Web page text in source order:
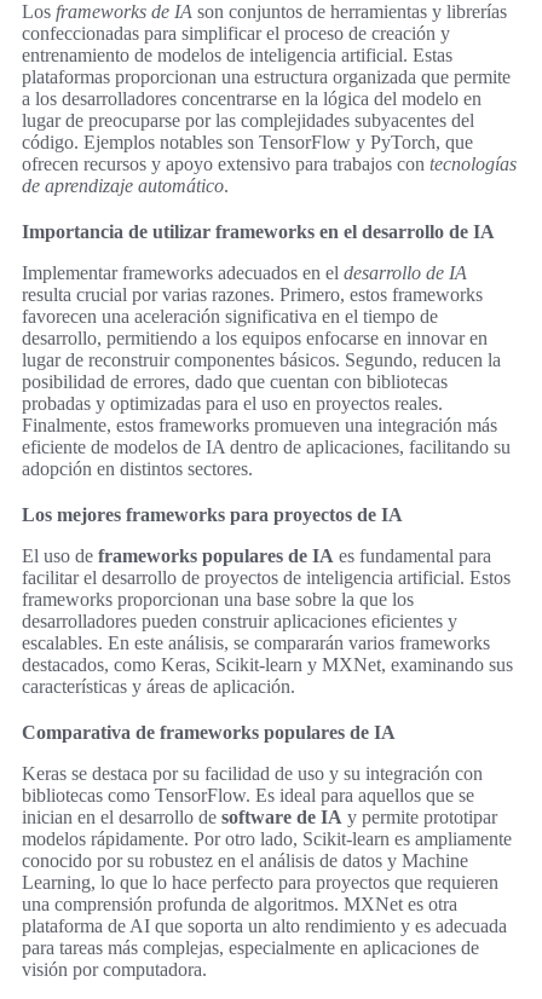
Los frameworks de IA son conjuntos de herramientas y librerías
confeccionadas para simplificar el proceso de creación y
entrenamiento de modelos de inteligencia artificial. Estas
plataformas proporcionan una estructura organizada que permite
a los desarrolladores concentrarse en la lógica del modelo en
lugar de preocuparse por las complejidades subyacentes del
código. Ejemplos notables son TensorFlow y PyTorch, que
ofrecen recursos y apoyo extensivo para trabajos con tecnologías
de aprendizaje automático.
Importancia de utilizar frameworks en el desarrollo de IA
Implementar frameworks adecuados en el desarrollo de IA
resulta crucial por varias razones. Primero, estos frameworks
favorecen una aceleración significativa en el tiempo de
desarrollo, permitiendo a los equipos enfocarse en innovar en
lugar de reconstruir componentes básicos. Segundo, reducen la
posibilidad de errores, dado que cuentan con bibliotecas
probadas y optimizadas para el uso en proyectos reales.
Finalmente, estos frameworks promueven una integración más
eficiente de modelos de IA dentro de aplicaciones, facilitando su
adopción en distintos sectores.
Los mejores frameworks para proyectos de IA
El uso de frameworks populares de IA es fundamental para
facilitar el desarrollo de proyectos de inteligencia artificial. Estos
frameworks proporcionan una base sobre la que los
desarrolladores pueden construir aplicaciones eficientes y
escalables. En este análisis, se compararán varios frameworks
destacados, como Keras, Scikit-learn y MXNet, examinando sus
características y áreas de aplicación.
Comparativa de frameworks populares de IA
Keras se destaca por su facilidad de uso y su integración con
bibliotecas como TensorFlow. Es ideal para aquellos que se
inician en el desarrollo de software de IA y permite prototipar
modelos rápidamente. Por otro lado, Scikit-learn es ampliamente
conocido por su robustez en el análisis de datos y Machine
Learning, lo que lo hace perfecto para proyectos que requieren
una comprensión profunda de algoritmos. MXNet es otra
plataforma de AI que soporta un alto rendimiento y es adecuada
para tareas más complejas, especialmente en aplicaciones de
visión por computadora.